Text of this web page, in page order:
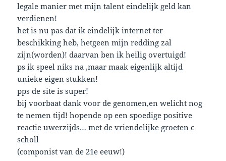
legale manier met mijn talent eindelijk geld kan
verdienen!
het is nu pas dat ik eindelijk internet ter
beschikking heb, hetgeen mijn redding zal
zijn(worden)! daarvan ben ik heilig overtuigd!
ps ik speel niks na ,maar maak eigenlijk altijd
unieke eigen stukken!
pps de site is super!
bij voorbaat dank voor de genomen,en welicht nog
te nemen tijd! hopende op een spoedige positive
reactie uwerzijds… met de vriendelijke groeten c
scholl
(componist van de 21e eeuw!)